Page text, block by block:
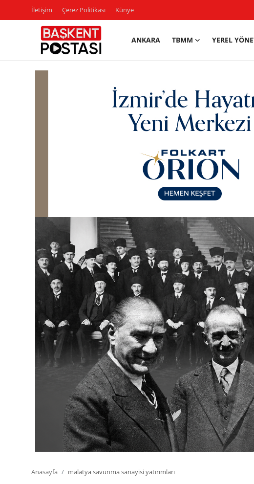
İletişim Çerez Politikası Künye
ANKARA TBMM YEREL
Bakanlıklar
Siyasi Partiler
Mülki İdare
Toplum ve Yaşam
Sivil Toplum Kuruluşları
Kamu Kurumları ve Üst Kurullar
Anasayfa malatya savunma sanayisi yatırımları